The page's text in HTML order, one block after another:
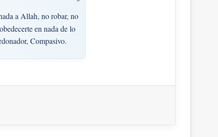
a Allah, no robar, no
en nada de lo
Compasivo.